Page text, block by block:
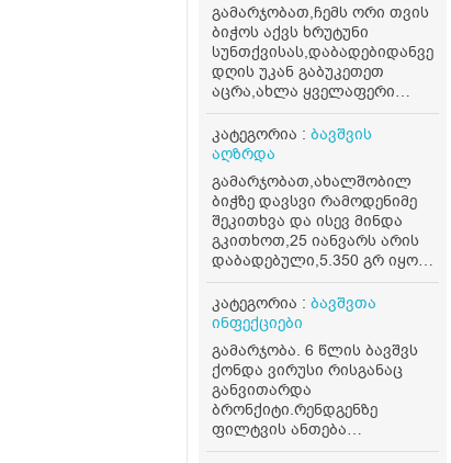
გამარჯობათ,ჩემს ორი თვის
ბიჭოს აქვს ხრუტუნი
დღის უკან გაბუკეთეთ
აცრა,ახლა ყველაფერი
ნორმაშიაქ,უბრალოდ
პედიატრმა თქვა შუბლზე
ბორცვებიაქვს სა ცოტათი
თავის ფორმა ერთ მხარეს
გაბრტყელებული,ამისთვის
დეკოლეროლ ფორტე დღეში
ორი წვეთი
დაგვინიშნა,წონა ჩაცმულზე
7.500 კგ,თავის ზომახ
ნორმაშიაც,სისხლის
ანალიზის პასუხებიც
კარგიაქვს,ვაკონტროლებთ
რამოდენიმე სიმპტომს
ხელშო აყვანისას უკან
იწევა და თვალებს ქაჩავს
როსთვისაც დღეს ვანახეთ
ნერვოპათოლოგს,ექიმმა
არაფერი პრობლემა არ
კატეგორია : ბავშვის
აღზრდა
გამარჯობათ,ახალშობილ
ბიჭზე დავსვი რამოდენიმე
შეკითხვა და ისევ მინდა
გკითხოთ,25 იანვარს არის
დაბადებული,5.350 გრ იყო
დღეს,120 გრ სიმილაკ
გოლდს ჭამს,მესამე დღეა
კუჭში გადის
შეიძლება უფრო თხელი
იყოს,ცოტა,დღეში ერთხ3ლ
გადის,უკვე მესამე გასვლაც
ასეთია და გვეშინია რამე
არ
გამოგვეპროს,საყურადღებო
კატეგორია : ბავშვთა
ინფექციები
გამარჯობა. 6 წლის ბავშვს
ქონდა ვირუსი რისგანაც
განვითარდა
ბრონქიტი.რენდგენზე
ფილტვის ანთება
დაზუსტებით არ ჩანდა.